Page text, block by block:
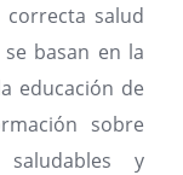
salud
basan en la
educación de
sobre
saludables y